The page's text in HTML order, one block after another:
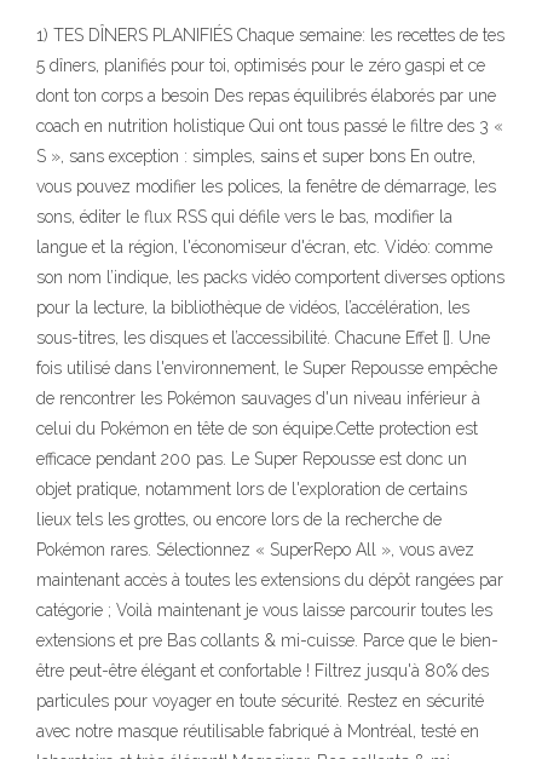
1) TES DÎNERS PLANIFIÉS Chaque semaine: les recettes de tes
5 dîners, planifiés pour toi, optimisés pour le zéro gaspi et ce
dont ton corps a besoin Des repas équilibrés élaborés par une
coach en nutrition holistique Qui ont tous passé le filtre des 3 «
S », sans exception : simples, sains et super bons En outre,
vous pouvez modifier les polices, la fenêtre de démarrage, les
sons, éditer le flux RSS qui défile vers le bas, modifier la
langue et la région, l'économiseur d'écran, etc. Vidéo: comme
son nom l’indique, les packs vidéo comportent diverses options
pour la lecture, la bibliothèque de vidéos, l’accélération, les
sous-titres, les disques et l’accessibilité. Chacune Effet []. Une
fois utilisé dans l'environnement, le Super Repousse empêche
de rencontrer les Pokémon sauvages d'un niveau inférieur à
celui du Pokémon en tête de son équipe.Cette protection est
efficace pendant 200 pas. Le Super Repousse est donc un
objet pratique, notamment lors de l'exploration de certains
lieux tels les grottes, ou encore lors de la recherche de
Pokémon rares. Sélectionnez « SuperRepo All », vous avez
maintenant accès à toutes les extensions du dépôt rangées par
catégorie ; Voilà maintenant je vous laisse parcourir toutes les
extensions et pre Bas collants & mi-cuisse. Parce que le bien-
être peut-être élégant et confortable ! Filtrez jusqu'à 80% des
particules pour voyager en toute sécurité. Restez en sécurité
avec notre masque réutilisable fabriqué à Montréal, testé en